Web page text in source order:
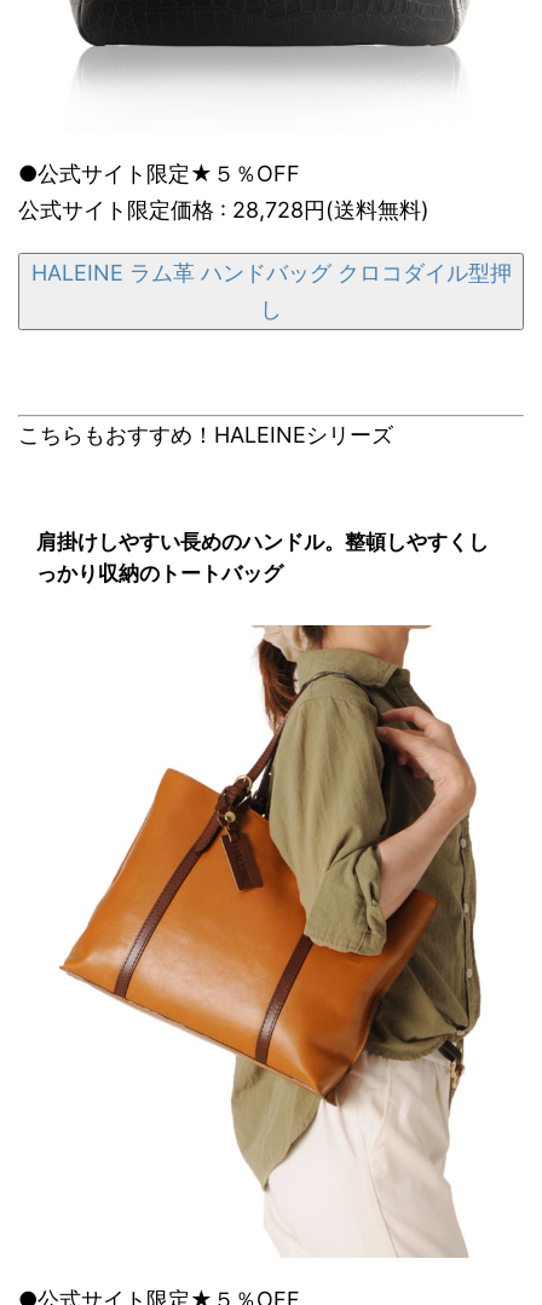
●公式サイト限定★５％OFF
公式サイト限定価格 : 28,728円(送料無料)
HALEINE ラム革 ハンドバッグ クロコダイル型押
し
こちらもおすすめ！HALEINEシリーズ
肩掛けしやすい長めのハンドル。整頓しやすくし
っかり収納のトートバッグ
●公式サイト限定★５％OFF